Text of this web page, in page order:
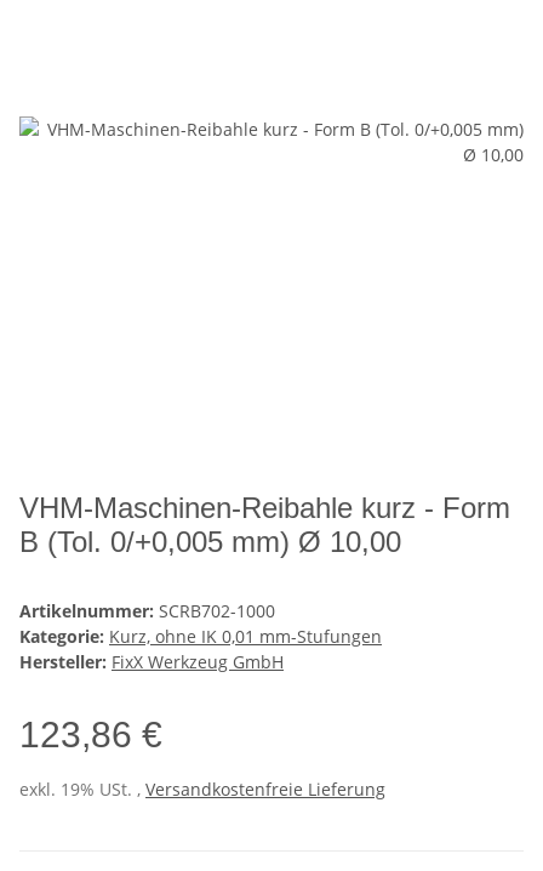
VHM-Maschinen-Reibahle kurz - Form
B (Tol. 0/+0,005 mm) Ø 10,00
Artikelnummer: SCRB702-1000
Kategorie: Kurz, ohne IK 0,01 mm-Stufungen
Hersteller: FixX Werkzeug GmbH
123,86 €
exkl. 19% USt. , Versandkostenfreie Lieferung